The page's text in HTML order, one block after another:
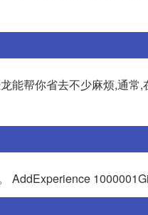
能帮你省去不少麻烦,通